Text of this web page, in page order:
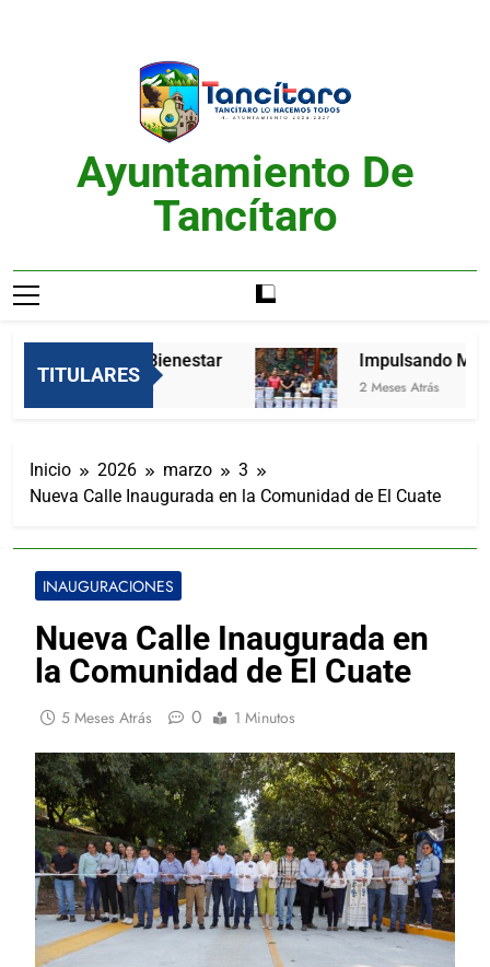
Ayuntamiento De
Tancítaro
TITULARES
Feria del Bienestar
2 Meses Atrás
Impulsando
2 Meses Atrás
Inicio 2026 marzo
3
Nueva Calle Inaugurada en la Comunidad de El Cuate
INAUGURACIONES
Nueva Calle Inaugurada en
la Comunidad de El Cuate
5 Meses Atrás 0 1 Minutos